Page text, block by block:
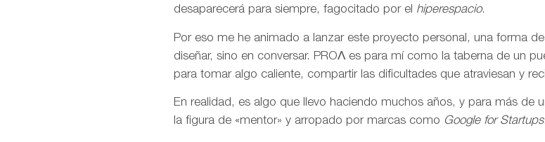
desaparecerá para siempre, fagocitado por el hiperespacio.
Por eso me he animado a lanzar este proyecto personal, una forma
diseñar, sino en conversar. PROΛ es para mí como la taberna de un
para tomar algo caliente, compartir las dificultades que atraviesan y
En realidad, es algo que llevo haciendo muchos años, y para más de
la figura de «mentor» y arropado por marcas como Google for Startups